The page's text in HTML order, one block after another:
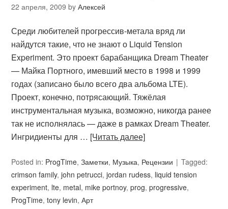
22 апреля, 2009 byАлексей
Среди любителей прогрессив-метала вряд ли
найдутся такие, что не знают о Liquid Tension
Experiment. Это проект барабанщика Dream Theater
— Майка Портного, имевший место в 1998 и 1999
годах (записано было всего два альбома LTE).
Проект, конечно, потрясающий. Тяжёлая
инструментальная музыка, возможно, никогда ранее
так не исполнялась — даже в рамках Dream Theater.
Ингридиенты для … [Читать далее]
Posted in: ProgTime,Заметки, Музыка, Рецензии
Tagged:
crimson family,john petrucci,jordan rudess, liquid tension
experiment, lte, metal, mike portnoy,prog,progressive,
ProgTime,tony levin,Арт